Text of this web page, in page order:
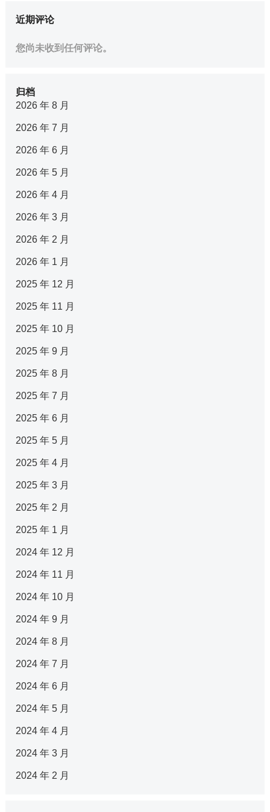
近期评论
您尚未收到任何评论。
归档
2026 年 8 月
2026 年 7 月
2026 年 6 月
2026 年 5 月
2026 年 4 月
2026 年 3 月
2026 年 2 月
2026 年 1 月
2025 年 12 月
2025 年 11 月
2025 年 10 月
2025 年 9 月
2025 年 8 月
2025 年 7 月
2025 年 6 月
2025 年 5 月
2025 年 4 月
2025 年 3 月
2025 年 2 月
2025 年 1 月
2024 年 12 月
2024 年 11 月
2024 年 10 月
2024 年 9 月
2024 年 8 月
2024 年 7 月
2024 年 6 月
2024 年 5 月
2024 年 4 月
2024 年 3 月
2024 年 2 月